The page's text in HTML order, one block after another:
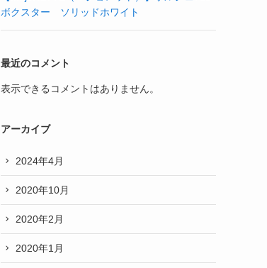
ボクスター ソリッドホワイト
最近のコメント
表示できるコメントはありません。
アーカイブ
2024年4月
2020年10月
2020年2月
2020年1月